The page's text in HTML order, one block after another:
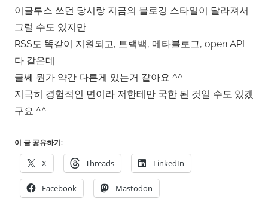
이글루스 쓰던 당시랑 지금의 블로깅 스타일이 달라져서
그럴 수도 있지만
RSS도 똑같이 지원되고, 트랙백, 메타블로그, open API
다 같은데
글쎄 뭔가 약간 다른게 있는거 같아요 ^^
지극히 경험적인 면이라 저한테만 국한 된 것일 수도 있겠
구요 ^^
이 글 공유하기:
X Threads LinkedIn
Facebook Mastodon